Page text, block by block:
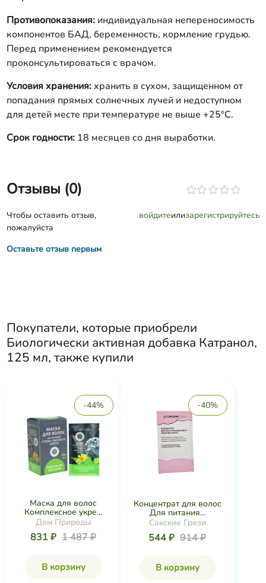
Противопоказания:индивидуальная непереносимость
компонентов БАД, беременность, кормление грудью.
Перед применением рекомендуется
проконсультироваться с врачом.
Условия хранения:хранить в сухом, защищенном от
попадания прямых солнечных лучей и недоступном
для детей месте при температуре не выше +25°С.
Срок годности:18 месяцев со дня выработки.
Отзывы (0)
Чтобы оставить отзыв,
пожалуйста
войдитеилизарегистрируйтесь
Оставьте отзыв первым
Покупатели, которые приобрели
Биологически активная добавка Катранол,
125 мл, также купили
-44%
Маска для волос
Комплексное укре...
Дом Природы
831 ₽ 1 487 ₽
В корзину
-40%
Концентрат для волос
Для питания...
Сакские Грязи
544 ₽ 914 ₽
В корзину